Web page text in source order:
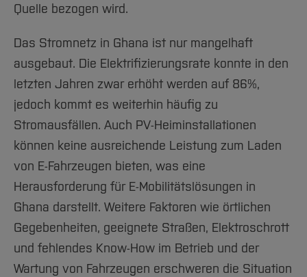
Quelle bezogen wird.
Das Stromnetz in Ghana ist nur mangelhaft
ausgebaut. Die Elektrifizierungsrate konnte in den
letzten Jahren zwar erhöht werden auf 86%,
jedoch kommt es weiterhin häufig zu
Stromausfällen. Auch PV-Heiminstallationen
können keine ausreichende Leistung zum Laden
von E-Fahrzeugen bieten, was eine
Herausforderung für E-Mobilitätslösungen in
Ghana darstellt. Weitere Faktoren wie örtlichen
Gegebenheiten, geeignete Straßen, Elektroschrott
und fehlendes Know-How im Betrieb und der
Wartung von Fahrzeugen erschweren die Situation